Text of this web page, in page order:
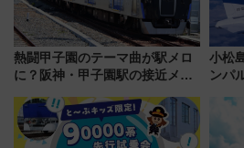
熱闘甲子園のテーマ曲が駅メロ
に？阪神・甲子園駅の接近メロ
谷実アレンジの特別仕様へ、8月
5日始発から
小松
ンパ